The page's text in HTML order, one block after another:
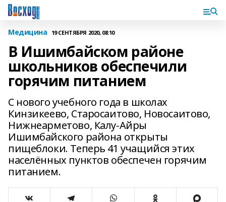
Медицина 19 СЕНТЯБРЯ 2020, 08:10
В Ишимбайском районе
школьников обеспечили
горячим питанием
С нового учебного года в школах
Кинзикеево, Старосаитово, Новосаитово,
Нижнеарметово, Калу-Айры
Ишимбайского района открыты
пищеблоки. Теперь 41 учащийся этих
населённых пунктов обеспечен горячим
питанием.